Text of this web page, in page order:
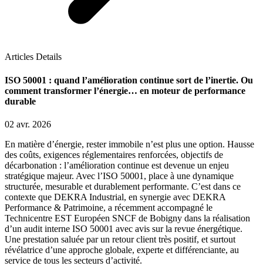
Articles Details
ISO 50001 : quand l’amélioration continue sort de l’inertie. Ou
comment transformer l’énergie… en moteur de performance
durable
02 avr. 2026
En matière d’énergie, rester immobile n’est plus une option. Hausse
des coûts, exigences réglementaires renforcées, objectifs de
décarbonation : l’amélioration continue est devenue un enjeu
stratégique majeur. Avec l’ISO 50001, place à une dynamique
structurée, mesurable et durablement performante. C’est dans ce
contexte que DEKRA Industrial, en synergie avec DEKRA
Performance & Patrimoine, a récemment accompagné le
Technicentre EST Européen SNCF de Bobigny dans la réalisation
d’un audit interne ISO 50001 avec avis sur la revue énergétique.
Une prestation saluée par un retour client très positif, et surtout
révélatrice d’une approche globale, experte et différenciante, au
service de tous les secteurs d’activité.